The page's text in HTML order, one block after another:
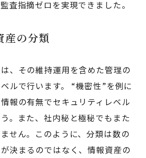
査指摘ゼロを実現できました。
産の分類
、その維持運用を含めた管理の
ルで行います。 “機密性”を例に
報の有無でセキュリティレベル
。また、社内秘と極秘でもまた
せん。このように、分類は数の
決まるのではなく、情報資産の